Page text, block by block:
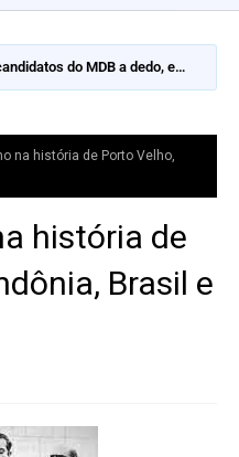
do MDB a dedo, e
na história de Porto Velho,
história de
Brasil e